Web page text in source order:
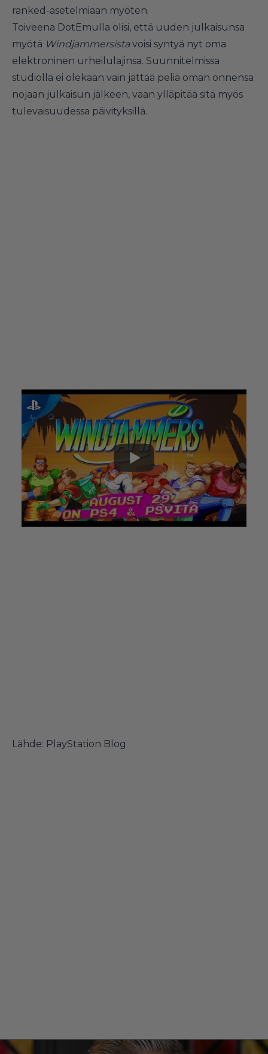
ranked-asetelmiaan myöten.
Toiveena DotEmulla olisi, että uuden julkaisunsa
myötä Windjammersistavoisi syntyä nyt oma
elektroninen urheilulajinsa. Suunnitelmissa
studiolla ei olekaan vain jättää peliä oman onnensa
nojaan julkaisun jälkeen, vaan ylläpitää sitä myös
tulevaisuudessa päivityksillä.
Lähde: PlayStation Blog